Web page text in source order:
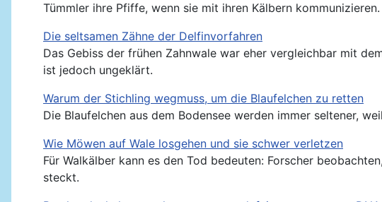
Tümmler ihre Pfiffe, wenn sie mit ihren Kälbern kommunizieren.
Die seltsamen Zähne der Delfinvorfahren
Das Gebiss der frühen Zahnwale war eher vergleichbar mit
ist jedoch ungeklärt.
Warum der Stichling wegmuss, um die Blaufelchen zu retten
Die Blaufelchen aus dem Bodensee werden immer seltener,
Wie Möwen auf Wale losgehen und sie schwer verletzen
Für Walkälber kann es den Tod bedeuten: Forscher
steckt.